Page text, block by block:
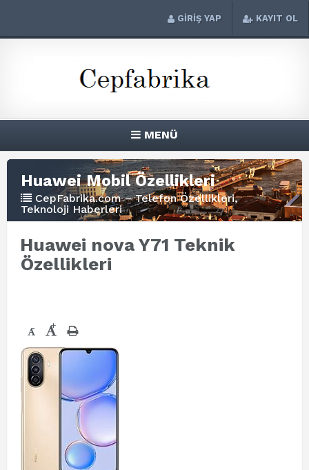
GİRİŞ YAP KAYIT OL
MENÜ
Huawei Mobil Özellikleri
CepFabrika.com – Telefon Özellikleri,
Teknoloji Haberleri
Huawei nova Y71 Teknik
Özellikleri
- +